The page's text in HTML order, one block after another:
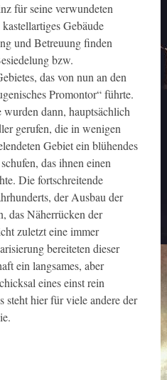
für seine verwundeten
Gebäude
und Betreuung finden
bzw.
das von nun an den
Promontor“ führte.
dann, hauptsächlich
gerufen, die in wenigen
Gebiet ein blühendes
das ihnen einen
Die fortschreitende
der Ausbau der
das Näherrücken der
zuletzt eine immer
bereiteten dieser
ein langsames, aber
eines einst rein
steht hier für viele andere der